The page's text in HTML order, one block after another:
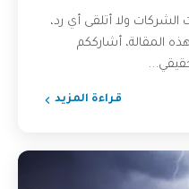
ولا أتلقى أي رد،
المقالة، أشارككم
قراءة المزيد